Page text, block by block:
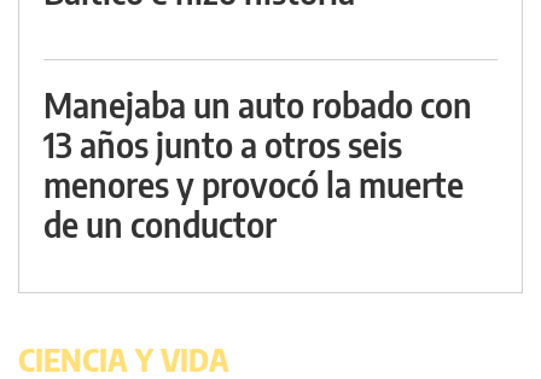
Manejaba un auto robado con
13 años junto a otros seis
menores y provocó la muerte
de un conductor
CIENCIA Y VIDA